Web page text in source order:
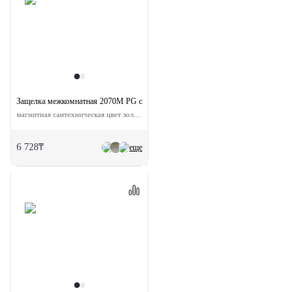
еще
Защелка межкомнатная 2070M PG с ответной планкой
6 728₸